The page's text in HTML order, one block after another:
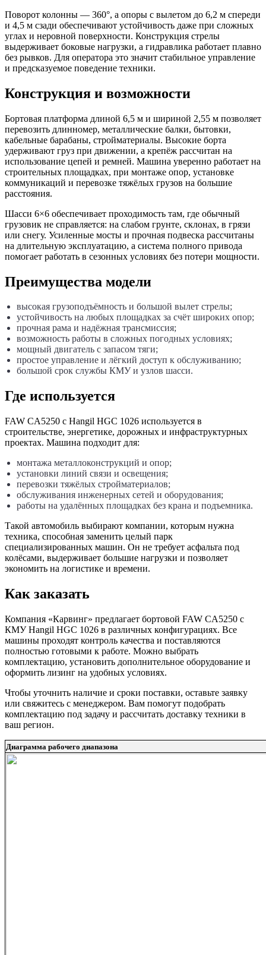
Поворот колонны — 360°, а опоры с вылетом до 6,2 м спереди
и 4,5 м сзади обеспечивают устойчивость даже при сложных
углах и неровной поверхности. Конструкция стрелы
выдерживает боковые нагрузки, а гидравлика работает плавно
без рывков. Для оператора это значит стабильное управление
и предсказуемое поведение техники.
Конструкция и возможности
Бортовая платформа длиной 6,5 м и шириной 2,55 м позволяет
перевозить длинномер, металлические балки, бытовки,
кабельные барабаны, стройматериалы. Высокие борта
удерживают груз при движении, а крепёж рассчитан на
использование цепей и ремней. Машина уверенно работает на
строительных площадках, при монтаже опор, установке
коммуникаций и перевозке тяжёлых грузов на большие
расстояния.
Шасси 6×6 обеспечивает проходимость там, где обычный
грузовик не справляется: на слабом грунте, склонах, в грязи
или снегу. Усиленные мосты и прочная подвеска рассчитаны
на длительную эксплуатацию, а система полного привода
помогает работать в сезонных условиях без потери мощности.
Преимущества модели
высокая грузоподъёмность и большой вылет стрелы;
устойчивость на любых площадках за счёт широких опор;
прочная рама и надёжная трансмиссия;
возможность работы в сложных погодных условиях;
мощный двигатель с запасом тяги;
простое управление и лёгкий доступ к обслуживанию;
большой срок службы КМУ и узлов шасси.
Где используется
FAW CA5250 с Hangil HGC 1026 используется в
строительстве, энергетике, дорожных и инфраструктурных
проектах. Машина подходит для:
монтажа металлоконструкций и опор;
установки линий связи и освещения;
перевозки тяжёлых стройматериалов;
обслуживания инженерных сетей и оборудования;
работы на удалённых площадках без крана и подъемника.
Такой автомобиль выбирают компании, которым нужна
техника, способная заменить целый парк
специализированных машин. Он не требует асфальта под
колёсами, выдерживает большие нагрузки и позволяет
экономить на логистике и времени.
Как заказать
Компания «Карвинг» предлагает бортовой FAW CA5250 с
КМУ Hangil HGC 1026 в различных конфигурациях. Все
машины проходят контроль качества и поставляются
полностью готовыми к работе. Можно выбрать
комплектацию, установить дополнительное оборудование и
оформить лизинг на удобных условиях.
Чтобы уточнить наличие и сроки поставки, оставьте заявку
или свяжитесь с менеджером. Вам помогут подобрать
комплектацию под задачу и рассчитать доставку техники в
ваш регион.
Диаграмма рабочего диапазона